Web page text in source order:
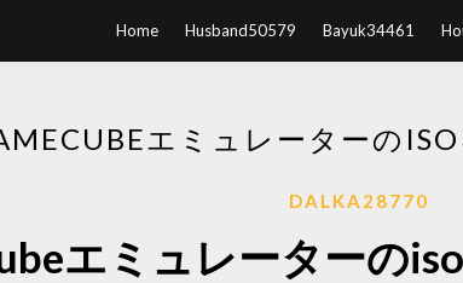
Home Husband50579 Bayuk34461
エミュレーターの
DALKA28770
エミュレーターの